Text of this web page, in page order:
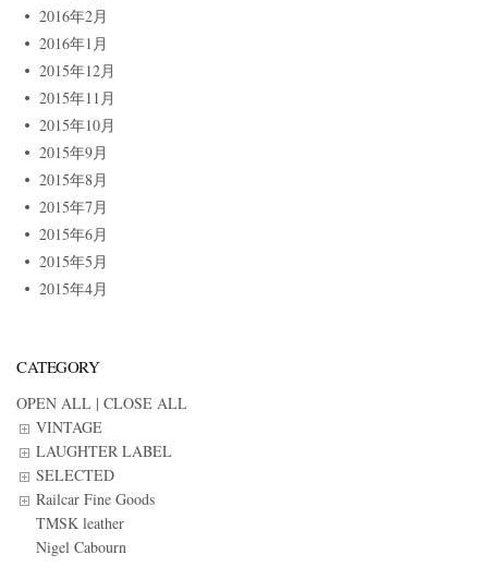
2016年2月
2016年1月
2015年12月
2015年11月
2015年10月
2015年9月
2015年8月
2015年7月
2015年6月
2015年5月
2015年4月
CATEGORY
OPEN ALL | CLOSE ALL
VINTAGE
LAUGHTER LABEL
SELECTED
Railcar Fine Goods
TMSK leather
Nigel Cabourn